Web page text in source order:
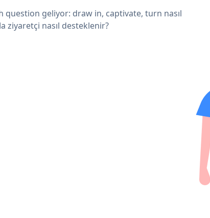
question geliyor: draw in, captivate, turn nasıl
ziyaretçi nasıl desteklenir?